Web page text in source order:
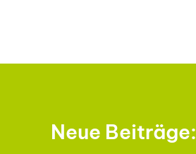
Neue Beiträge: